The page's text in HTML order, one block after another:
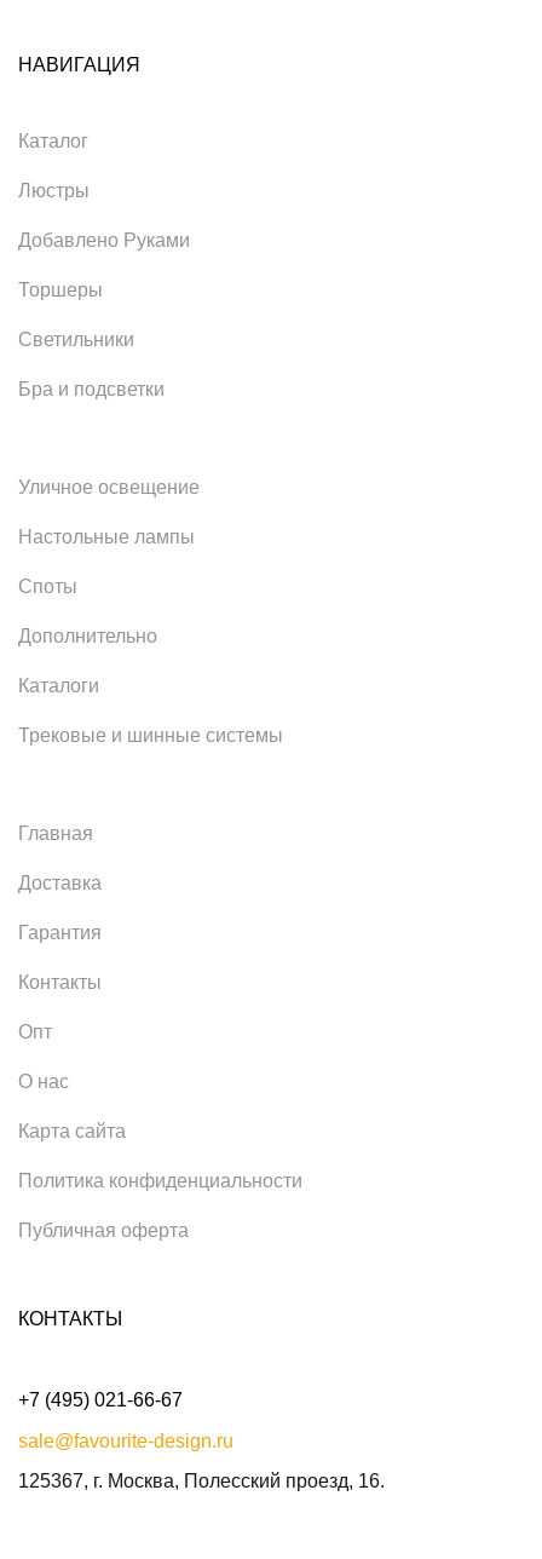
НАВИГАЦИЯ
Каталог
Люстры
Добавлено Руками
Торшеры
Светильники
Бра и подсветки
Уличное освещение
Настольные лампы
Споты
Дополнительно
Каталоги
Трековые и шинные системы
Главная
Доставка
Гарантия
Контакты
Опт
О нас
Карта сайта
Политика конфиденциальности
Публичная оферта
КОНТАКТЫ
+7 (495) 021-66-67
sale@favourite-design.ru
125367, г. Москва, Полесский проезд, 16.